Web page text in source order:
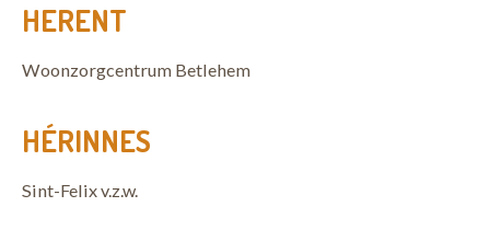
HERENT
Woonzorgcentrum Betlehem
HÉRINNES
Sint-Felix v.z.w.